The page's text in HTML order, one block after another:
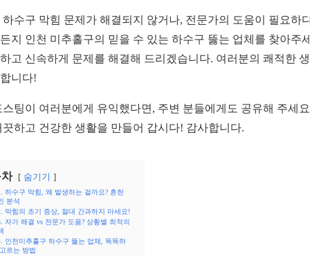
하수구 막힘 문제가 해결되지 않거나, 전문가의 도움이 필요하
지 인천 미추홀구의 믿을 수 있는 하수구 뚫는 업체를 찾아주
고 신속하게 문제를 해결해 드리겠습니다. 여러분의 쾌적한
니다!
스팅이 여러분에게 유익했다면, 주변 분들에게도 공유해 주세
끗하고 건강한 생활을 만들어 갑시다! 감사합니다.
숨기기
하수구 막힘, 왜 발생하는 걸까요? 흔한
분석
막힘의 초기 증상, 절대 간과하지 마세요!
자가 해결 vs 전문가 도움? 상황별 최적의
인천미추홀구 하수구 뚫는 업체, 똑똑하
르는 방법